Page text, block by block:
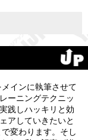
インに執筆させて
ーニングテクニッ
践しハッキリと効
アしていきたいと
変わります。そし